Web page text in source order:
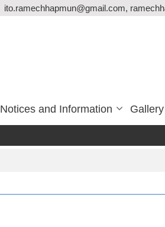
ito.ramechhapmun@gmail.com,
Notices and Information Gallery